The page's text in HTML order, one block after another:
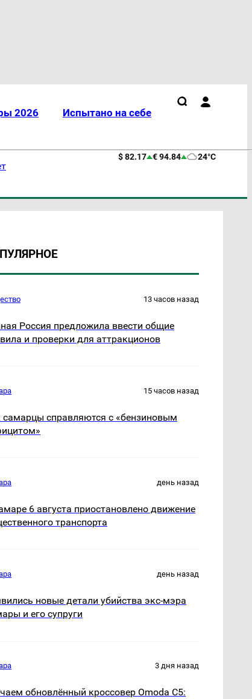
2026 Испытано на себе
$ 82.17 € 94.84 24°C
13 часов назад
Россия предложила ввести общие
и проверки для аттракционов
15 часов назад
самарцы справляются с «бензиновым
день назад
6 августа приостановлено движение
транспорта
день назад
новые детали убийства экс-мэра
и его супруги
3 дня назад
обновлённый кроссовер Omoda C5: